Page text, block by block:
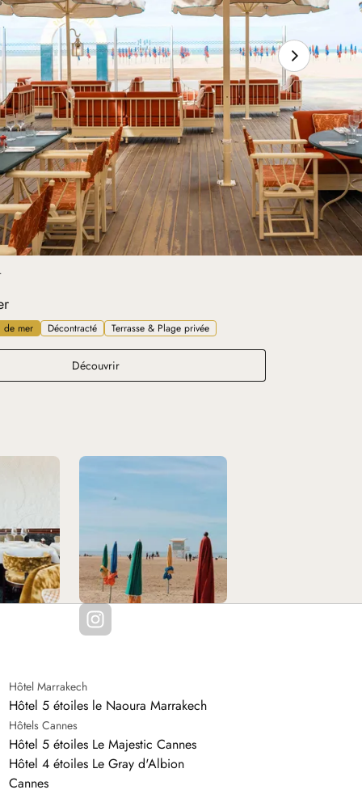
de mer Décontracté Terrasse & Plage privée
DécouvrirBar de la Mer
Hôtel Marrakech
Hôtel 5 étoiles le Naoura Marrakech
Hôtels Cannes
Hôtel 5 étoiles Le Majestic Cannes
Hôtel 4 étoiles Le Gray d'Albion
Cannes